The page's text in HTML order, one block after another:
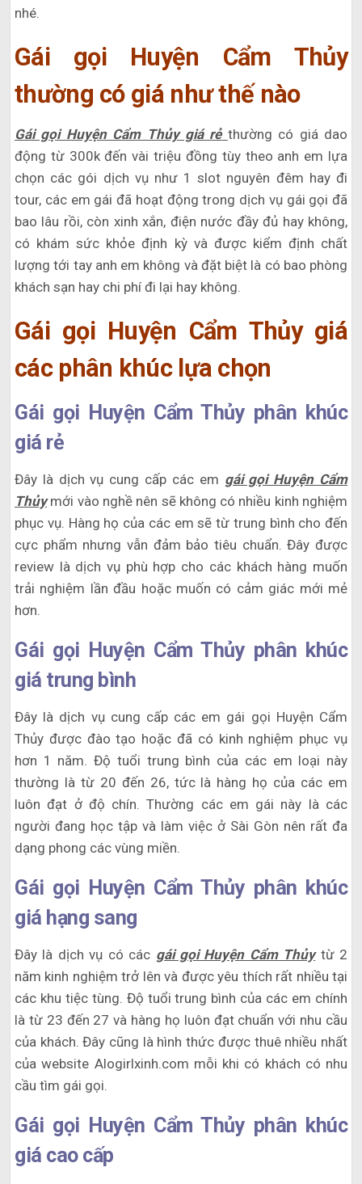
nhé.
Gái gọi Huyện Cẩm Thủy
thường có giá như thế nào
Gái gọi Huyện Cẩm Thủy giá rẻ thường có giá dao
động từ 300k đến vài triệu đồng tùy theo anh em lựa
chọn các gói dịch vụ như 1 slot nguyên đêm hay đi
tour, các em gái đã hoạt động trong dịch vụ gái gọi đã
bao lâu rồi, còn xinh xắn, điện nước đầy đủ hay không,
có khám sức khỏe định kỳ và được kiểm định chất
lượng tới tay anh em không và đặt biệt là có bao phòng
khách sạn hay chi phí đi lại hay không.
Gái gọi Huyện Cẩm Thủy giá
các phân khúc lựa chọn
Gái gọi Huyện Cẩm Thủy phân khúc
giá rẻ
Đây là dịch vụ cung cấp các em gái gọi Huyện Cẩm
Thủymới vào nghề nên sẽ không có nhiều kinh nghiệm
phục vụ. Hàng họ của các em sẽ từ trung bình cho đến
cực phẩm nhưng vẫn đảm bảo tiêu chuẩn. Đây được
review là dịch vụ phù hợp cho các khách hàng muốn
trải nghiệm lần đầu hoặc muốn có cảm giác mới mẻ
hơn.
Gái gọi Huyện Cẩm Thủy phân khúc
giá trung bình
Đây là dịch vụ cung cấp các em gái gọi Huyện Cẩm
Thủy được đào tạo hoặc đã có kinh nghiệm phục vụ
hơn 1 năm. Độ tuổi trung bình của các em loại này
thường là từ 20 đến 26, tức là hàng họ của các em
luôn đạt ở độ chín. Thường các em gái này là các
người đang học tập và làm việc ở Sài Gòn nên rất đa
dạng phong các vùng miền.
Gái gọi Huyện Cẩm Thủy phân khúc
giá hạng sang
Đây là dịch vụ có các gái gọi Huyện Cẩm Thủytừ 2
năm kinh nghiệm trở lên và được yêu thích rất nhiều tại
các khu tiệc tùng. Độ tuổi trung bình của các em chính
là từ 23 đến 27 và hàng họ luôn đạt chuẩn với nhu cầu
của khách. Đây cũng là hình thức được thuê nhiều nhất
của website Alogirlxinh.com mỗi khi có khách có nhu
cầu tìm gái gọi.
Gái gọi Huyện Cẩm Thủy phân khúc
giá cao cấp